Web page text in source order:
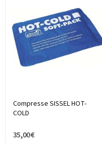
Compresse SISSEL HOT-
COLD
35,00 €